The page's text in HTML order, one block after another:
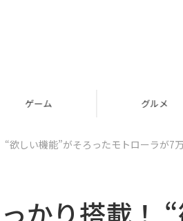
グルメ スタート
欲しい機能”がそろったモトローラが7
かり搭載！